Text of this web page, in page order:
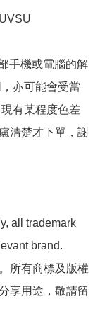
手機或電腦的解
亦可能會受當
有某程度色差
清楚才下單，謝
all trademark
brand.
所有商標及版權
享用途，敬請留